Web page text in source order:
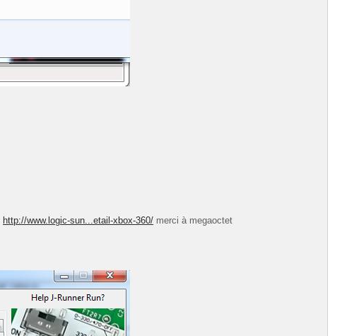
http://www.logic-sun...etail-xbox-360/ merci à megaoctet